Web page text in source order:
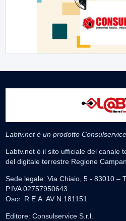
Labtv.net è un prodotto
Labtv.net è il sito ufficiale del canale
del digitale terrestre Regione
Sede legale: Via Chiaio, 5 - 83010 –
P.IVA 02757950643
Oscr. R.E.A. AV N.181151
Editore: Consulservice S.r.l.